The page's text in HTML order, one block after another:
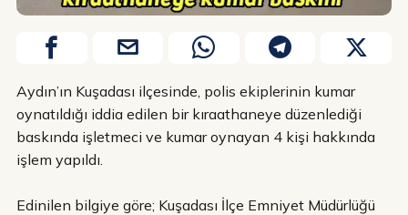
Aydın’ın Kuşadası ilçesinde, polis ekiplerinin kumar
oynatıldığı iddia edilen bir kıraathaneye düzenlediği
baskında işletmeci ve kumar oynayan 4 kişi hakkında
işlem yapıldı.
Edinilen bilgiye göre; Kuşadası İlçe Emniyet Müdürlüğü